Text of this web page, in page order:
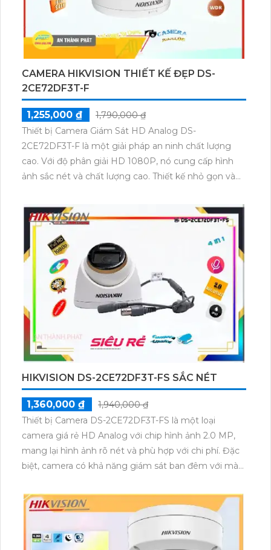
phẩm này phù hợp cho công trình ban đêm.
CAMERA HIKVISION THIẾT KẾ ĐẸP DS-
2CE72DF3T-F
1,255,000 ₫
1,790,000 ₫
Thiết bị Camera Giám Sát HD Analog DS-
2CE72DF3T-F là một giải pháp an ninh chất lượng
cao. Với độ phân giải HD 1080P, nó cung cấp hình
ảnh sắc nét và chất lượng cao. Thiết kế nhỏ gọn và
dụng trong nhiều môi trường khác nhau. Nó có khả
năng chống nước và chống va đập, giúp bảo vệ
chống lại các yếu tố môi trường khắc nghiệt. Với khả
năng quan sát ban đêm thông qua tính năng hồng
ngoại, DS-2CE72DF3T-F là sự lựa chọn lý tưởng để
giám sát an ninh trong các khu vực quan trọng và
nguy hiểm.
HIKVISION DS-2CE72DF3T-FS SẮC NÉT
1,360,000 ₫
1,940,000 ₫
Thiết bị Camera DS-2CE72DF3T-FS là một loại
camera giá rẻ HD Analog với chip hình ảnh 2.0 MP,
mang lại hình ảnh rõ nét và phù hợp với chi phí. Đặc
biệt, camera có khả năng giám sát ban đêm với màu
khoảng cách lên đến 40m. Đây là sự lựa chọn lý
tưởng cho cửa hàng, gia đình, căn hộ. Với thiết kế
độc đáo là dạng Dome Kim Loại, camera này có
công nghệ AHD, CVI, TVI và BCS, cho phép truyền